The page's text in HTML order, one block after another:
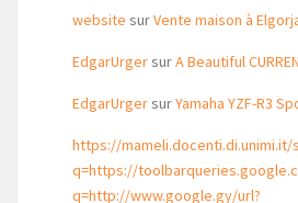
website surVente maison à
EdgarUrgersurA Beautiful
EdgarUrgersurYamaha YZF-R3
https://mameli.docenti.di.unimi.it/
q=https://
q=http://www.google.gy/url?